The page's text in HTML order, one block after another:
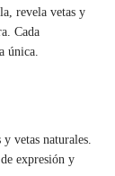
revela vetas y
Cada
única.
vetas naturales.
expresión y